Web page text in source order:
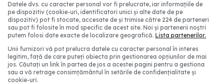
obișnuite și pot fi rezultatul multor afecțiuni
că suferiți de cancer renal.
în care sunt cauzate de cancer, identificarea
la tratamente mai eficiente. Supraviețuirea este
Datele dvs. cu caracter personal vor fi prelucrate, iar informațiile de
pe dispozitiv (cookie-uri, identificatori unici și alte date de pe
dispozitiv) pot fi stocate, accesate de și trimise către 224 de parteneri
sau pot fi folosite în mod specific de acest site. Noi și partenerii noștri
putem folosi date exacte de localizare geografică. Lista partenerilor.
Unii furnizori vă pot prelucra datele cu caracter personal în interes
legitim, față de care puteți obiecta prin gestionarea opțiunilor de mai
jos. Căutați un link în partea de jos a acestei pagini pentru a gestiona
sau a vă retrage consimțământul în setările de confidențialitate și
cookie-uri.